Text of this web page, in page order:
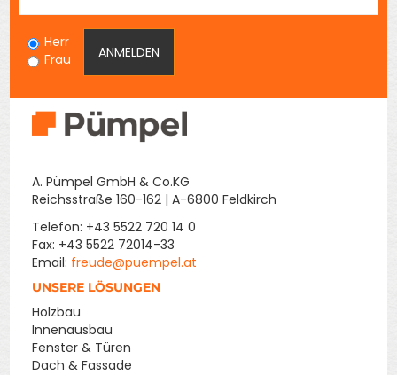
Herr
Frau
A. Pümpel GmbH & Co.KG
Reichsstraße 160-162 | A-6800 Feldkirch
Telefon: +43 5522 720 14 0
Fax: +43 5522 72014-33
Email: freude@puempel.at
UNSERE LÖSUNGEN
Holzbau
Innenausbau
Fenster & Türen
Dach & Fassade